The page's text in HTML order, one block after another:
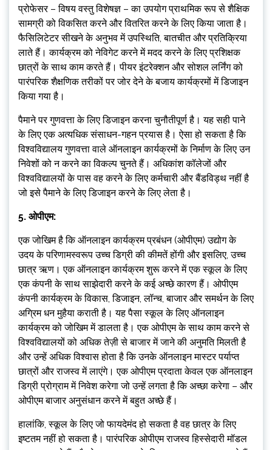
प्रोफेसर – विषय वस्तु विशेषज्ञ – का उपयोग प्राथमिक रूप से शैक्षिक
सामग्री को विकसित करने और वितरित करने के लिए किया जाता है।
फैसिलिटेटर सीखने के अनुभव में उपस्थिति, बातचीत और प्रतिक्रिया
लाते हैं। कार्यक्रम को नेविगेट करने में मदद करने के लिए प्रशिक्षक
छात्रों के साथ काम करते हैं। पीयर इंटरेक्शन और सोशल लर्निंग को
पारंपरिक शैक्षणिक तरीकों पर जोर देने के बजाय कार्यक्रमों में डिजाइन
किया गया है।
पैमाने पर गुणवत्ता के लिए डिजाइन करना चुनौतीपूर्ण है। यह सही पाने
के लिए एक अत्यधिक संसाधन-गहन प्रयास है। ऐसा हो सकता है कि
विश्वविद्यालय गुणवत्ता वाले ऑनलाइन कार्यक्रमों के निर्माण के लिए उन
निवेशों को न करने का विकल्प चुनते हैं। अधिकांश कॉलेजों और
विश्वविद्यालयों के पास वह करने के लिए कर्मचारी और बैंडविड्थ नहीं है
जो इसे पैमाने के लिए डिजाइन करने के लिए लेता है।
5. ओपीएम:
एक जोखिम है कि ऑनलाइन कार्यक्रम प्रबंधन (ओपीएम) उद्योग के
उदय के परिणामस्वरूप उच्च डिग्री की कीमतें होंगी और इसलिए, उच्च
छात्र ऋण। एक ऑनलाइन कार्यक्रम शुरू करने में एक स्कूल के लिए
एक कंपनी के साथ साझेदारी करने के कई अच्छे कारण हैं। ओपीएम
कंपनी कार्यक्रम के विकास, डिजाइन, लॉन्च, बाजार और समर्थन के लिए
अग्रिम धन मुहैया कराती है। यह पैसा स्कूल के लिए ऑनलाइन
कार्यक्रम को जोखिम में डालता है। एक ओपीएम के साथ काम करने से
विश्वविद्यालयों को अधिक तेज़ी से बाजार में जाने की अनुमति मिलती है
और उन्हें अधिक विश्वास होता है कि उनके ऑनलाइन मास्टर पर्याप्त
छात्रों और राजस्व में लाएंगे। एक ओपीएम प्रदाता केवल एक ऑनलाइन
डिग्री प्रोग्राम में निवेश करेगा जो उन्हें लगता है कि अच्छा करेगा – और
ओपीएम बाजार अनुसंधान करने में बहुत अच्छे हैं।
हालांकि, स्कूल के लिए जो फायदेमंद हो सकता है वह छात्र के लिए
इष्टतम नहीं हो सकता है। पारंपरिक ओपीएम राजस्व हिस्सेदारी मॉडल